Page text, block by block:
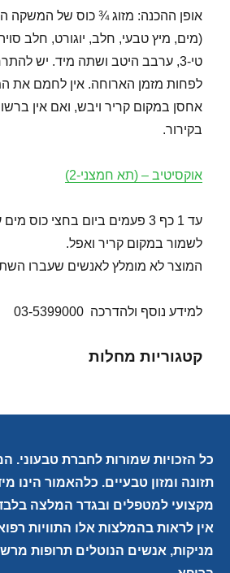
אופן ההכנה: מזוג ¾ כוס של המשקה
(מים, מיץ טבעי, חלב, יוגורט, חלב
טי-3, ערבב היטב ושתה מיד. יש
לפחות מזמן הארוחה. אין לחמם את
אחסן במקום קריר ויבש, ואם אין
בקירור.
אוקסיטיב – (תא חמצני-2)
עד 1 כף 3 פעמים ביום בחצי כוס מים עם הארוחה.
לשמור במקום קריר ואפל.
המוצר לא מומלץ לאנשים שעברו
למידע נוסף ולהדרכה 03-5399000
קטגוריות מחלות
כל הזכויות שמורות לחברת טבעוני.
תזונה ומזון טבעיים. כלהאמור הינו
מקצועי למטפלים ובגדר המלצה
אין לראות בהמלצות אלו התוויות
מניקות, אנשים הנוטלים תרופות